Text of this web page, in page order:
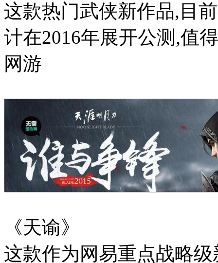
这款热门武侠新作品,目
计在2016年展开公测,值
网游
《天谕》
这款作为网易重点战略